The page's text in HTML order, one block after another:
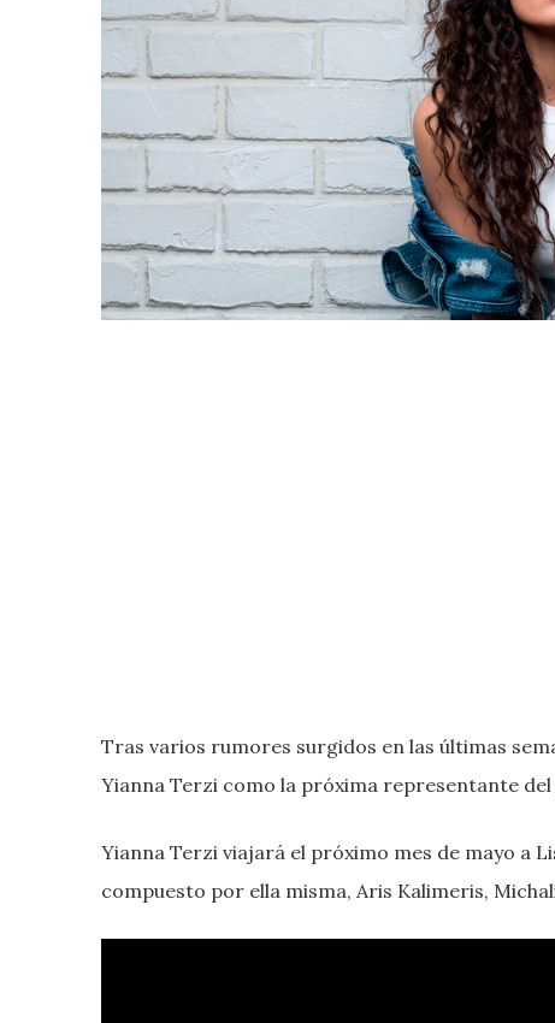
Tras varios rumores surgidos en las últimas
Yianna Terzi como la próxima representante del
Yianna Terzi viajará el próximo mes de mayo a
compuesto por ella misma, Aris Kalimeris,